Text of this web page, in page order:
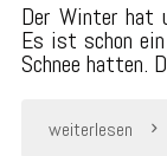
Der Winter
Es ist schon
Schnee hatten.
weiterlesen